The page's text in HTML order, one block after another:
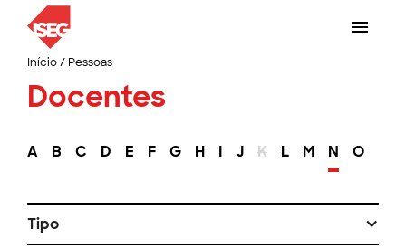
Início/ Pessoas
Docentes
A B C D E F G H I J K L M N O
Tipo